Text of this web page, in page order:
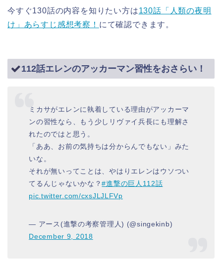
今すぐ130話の内容を知りたい方は130話「人類の夜明
け」あらすじ感想考察！ にて確認できます。
112話エレンのアッカーマン習性をおさらい！
ミカサがエレンに執着している理由がアッカーマ
ンの習性なら、もう少しリヴァイ兵長にも理解さ
れたのではと思う。
「ああ、お前の気持ちは分からんでもない」みた
いな。
それが無いってことは、やはりエレンはウソつい
てるんじゃないかな？#進撃の巨人112話
pic.twitter.com/cxsJLJLFVp
— アース(進撃の考察管理人) (@singekinb)
December 9, 2018